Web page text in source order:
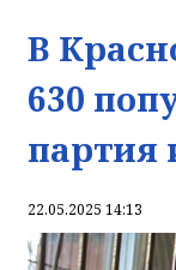
В
630
партия
22.05.2025 14:13